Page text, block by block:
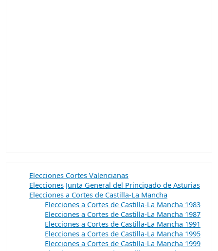
Elecciones Cortes Valencianas
Elecciones Junta General del Principado de Asturias
Elecciones a Cortes de Castilla-La Mancha
Elecciones a Cortes de Castilla-La Mancha 1983
Elecciones a Cortes de Castilla-La Mancha 1987
Elecciones a Cortes de Castilla-La Mancha 1991
Elecciones a Cortes de Castilla-La Mancha 1995
Elecciones a Cortes de Castilla-La Mancha 1999